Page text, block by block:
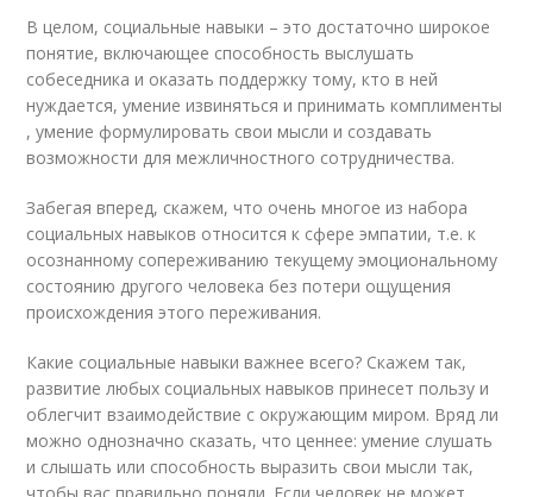
В целом, социальные навыки – это достаточно широкое
понятие, включающее способность выслушать
собеседника и оказать поддержку тому, кто в ней
нуждается, умение извиняться и принимать комплименты
, умение формулировать свои мысли и создавать
возможности для межличностного сотрудничества.
Забегая вперед, скажем, что очень многое из набора
социальных навыков относится к сфере эмпатии, т.е. к
осознанному сопереживанию текущему эмоциональному
состоянию другого человека без потери ощущения
происхождения этого переживания.
Какие социальные навыки важнее всего? Скажем так,
развитие любых социальных навыков принесет пользу и
облегчит взаимодействие с окружающим миром. Вряд ли
можно однозначно сказать, что ценнее: умение слушать
и слышать или способность выразить свои мысли так,
чтобы вас правильно поняли. Если человек не может